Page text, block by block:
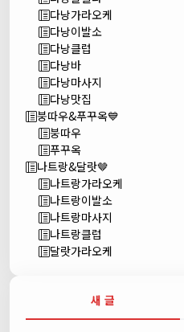
다낭가라오케
다낭이발소
다낭클럽
다낭바
다낭마사지
다낭맛집
붕따우&푸꾸옥💙
붕따우
푸꾸옥
나트랑&달랏🤎
나트랑가라오케
나트랑이발소
나트랑마사지
나트랑클럽
달랏가라오케
새 글